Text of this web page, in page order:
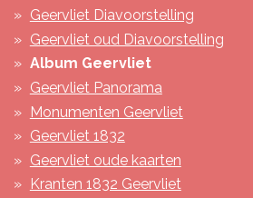
Geervliet Diavoorstelling
Geervliet oud Diavoorstelling
Album Geervliet
Geervliet Panorama
Monumenten Geervliet
Geervliet 1832
Geervliet oude kaarten
Kranten 1832 Geervliet